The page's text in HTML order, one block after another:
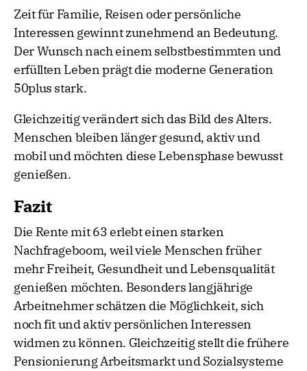
Zeit für Familie, Reisen oder persönliche
Interessen gewinnt zunehmend an Bedeutung.
Der Wunsch nach einem selbstbestimmten und
erfüllten Leben prägt die moderne Generation
50plus stark.
Gleichzeitig verändert sich das Bild des Alters.
Menschen bleiben länger gesund, aktiv und
mobil und möchten diese Lebensphase bewusst
genießen.
Fazit
Die Rente mit 63 erlebt einen starken
Nachfrageboom, weil viele Menschen früher
mehr Freiheit, Gesundheit und Lebensqualität
genießen möchten. Besonders langjährige
Arbeitnehmer schätzen die Möglichkeit, sich
noch fit und aktiv persönlichen Interessen
widmen zu können. Gleichzeitig stellt die frühere
Pensionierung Arbeitsmarkt und Sozialsysteme